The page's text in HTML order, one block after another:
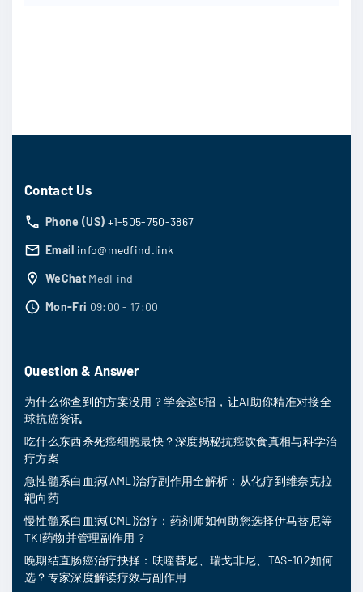
Contact Us
Phone (US) +1-505-750-3867
Email info@medfind.link
WeChat MedFind
Mon-Fri 09:00 - 17:00
Question & Answer
为什么你查到的方案没用？学会这6招，让AI助你精准对接全
球抗癌资讯
吃什么东西杀死癌细胞最快？深度揭秘抗癌饮食真相与科学治
疗方案
急性髓系白血病(AML)治疗副作用全解析：从化疗到维奈克拉
靶向药
慢性髓系白血病(CML)治疗：药剂师如何助您选择伊马替尼等
TKI药物并管理副作用？
晚期结直肠癌治疗抉择：呋喹替尼、瑞戈非尼、TAS-102如何
选？专家深度解读疗效与副作用